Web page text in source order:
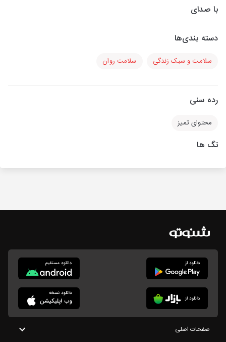
با صدای
دسته بندی‌ها
سلامت و سبک زندگی سلامت روان
رده سنی
محتوای تمیز
تگ ها
صفحات اصلی